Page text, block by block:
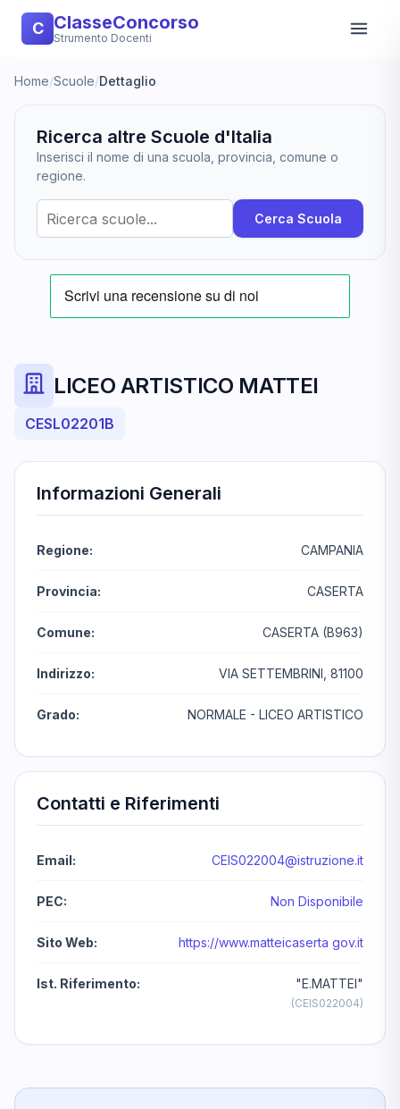
C ClasseConcorso
Strumento Docenti
Home/Scuole/Dettaglio
Ricerca altre Scuole d'Italia
Inserisci il nome di una scuola, provincia, comune o
regione.
Cerca Scuola
LICEO ARTISTICO MATTEI
CESL02201B
Informazioni Generali
Regione: CAMPANIA
Provincia: CASERTA
Comune: CASERTA (B963)
Indirizzo: VIA SETTEMBRINI, 81100
Grado: NORMALE - LICEO ARTISTICO
Contatti e Riferimenti
Email: CEIS022004@istruzione.it
PEC: Non Disponibile
Sito Web: https://www.matteicaserta gov.it
Ist. Riferimento: "E.MATTEI"
(CEIS022004)